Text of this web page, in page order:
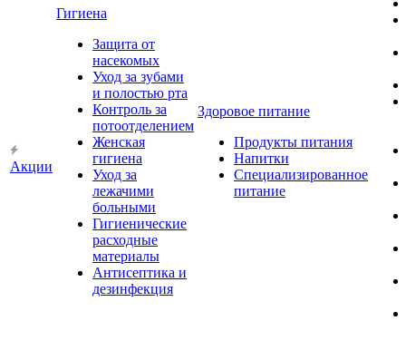
Акции
Гигиена
Защита от
насекомых
Уход за зубами
и полостью рта
Контроль за
потоотделением
Женская
гигиена
Уход за
лежачими
больными
Гигиенические
расходные
материалы
Антисептика и
дезинфекция
Здоровое питание
Продукты питания
Напитки
Специализированное
питание